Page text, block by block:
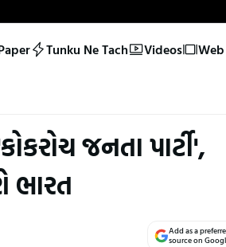
Tunku Ne Tach Videos
જનતા પાર્ટી',
ભારત
Add as a
source on